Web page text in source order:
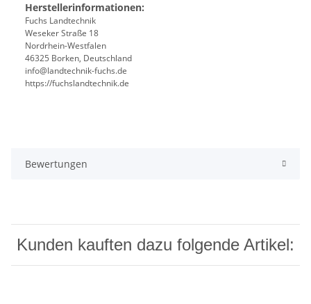
Herstellerinformationen:
Fuchs Landtechnik
Weseker Straße 18
Nordrhein-Westfalen
46325 Borken, Deutschland
info@landtechnik-fuchs.de
https://fuchslandtechnik.de
Bewertungen
Kunden kauften dazu folgende Artikel: